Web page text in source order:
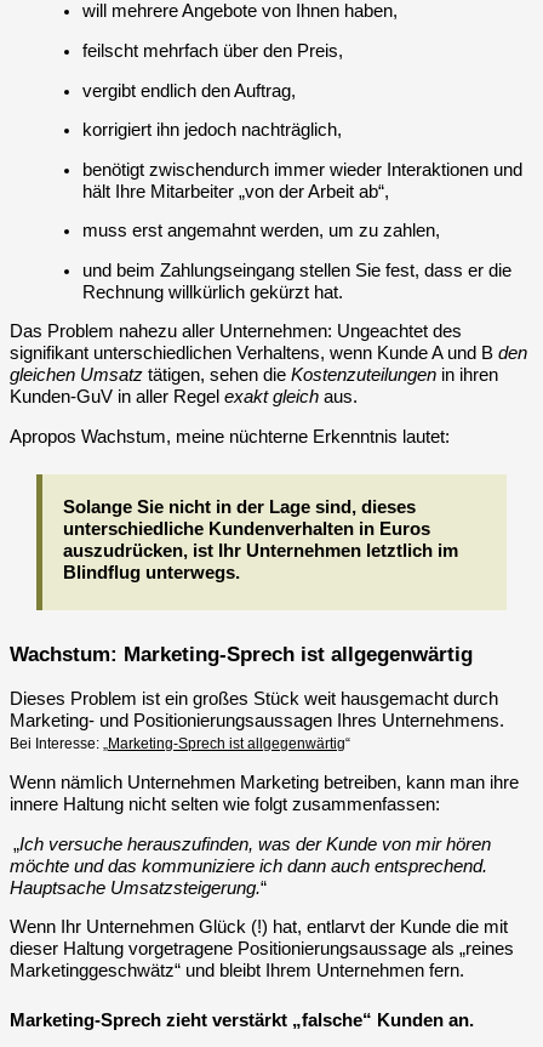
will mehrere Angebote von Ihnen haben,
feilscht mehrfach über den Preis,
vergibt endlich den Auftrag,
korrigiert ihn jedoch nachträglich,
benötigt zwischendurch immer wieder Interaktionen und
hält Ihre Mitarbeiter „von der Arbeit ab“,
muss erst angemahnt werden, um zu zahlen,
und beim Zahlungseingang stellen Sie fest, dass er die
Rechnung willkürlich gekürzt hat.
Das Problem nahezu aller Unternehmen: Ungeachtet des
signifikant unterschiedlichen Verhaltens, wenn Kunde A und B den
gleichen Umsatz tätigen, sehen die Kostenzuteilungen in ihren
Kunden-GuV in aller Regel exakt gleich aus.
Apropos Wachstum, meine nüchterne Erkenntnis lautet:
Solange Sie nicht in der Lage sind, dieses
unterschiedliche Kundenverhalten in Euros
auszudrücken, ist Ihr Unternehmen letztlich im
Blindflug unterwegs.
Wachstum: Marketing-Sprech ist allgegenwärtig
Dieses Problem ist ein großes Stück weit hausgemacht durch
Marketing- und Positionierungsaussagen Ihres Unternehmens.
Bei Interesse: „ Marketing-Sprech ist allgegenwärtig“
Wenn nämlich Unternehmen Marketing betreiben, kann man ihre
innere Haltung nicht selten wie folgt zusammenfassen:
„Ich versuche herauszufinden, was der Kunde von mir hören
möchte und das kommuniziere ich dann auch entsprechend.
Hauptsache Umsatzsteigerung.“
Wenn Ihr Unternehmen Glück (!) hat, entlarvt der Kunde die mit
dieser Haltung vorgetragene Positionierungsaussage als „reines
Marketinggeschwätz“ und bleibt Ihrem Unternehmen fern.
Marketing-Sprech zieht verstärkt „falsche“ Kunden an.